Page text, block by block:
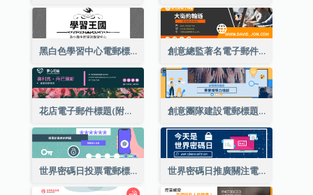
黑白色學習中心電郵標題 創意總監著名電子郵件標題
花店電子郵件標題(附資料) 創意團隊建設電郵標題
世界密碼日投票電郵標題 世界密碼日推廣關注電郵標題